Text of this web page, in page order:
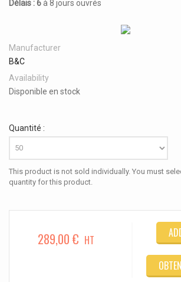
Délais : 6à 8 jours ouvrés
Manufacturer
B&C
Availability
Disponible en stock
Quantité :
This product is not sold individually. You must
quantity for this product.
289,00 € HT